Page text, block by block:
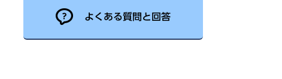
よくある質問と回答